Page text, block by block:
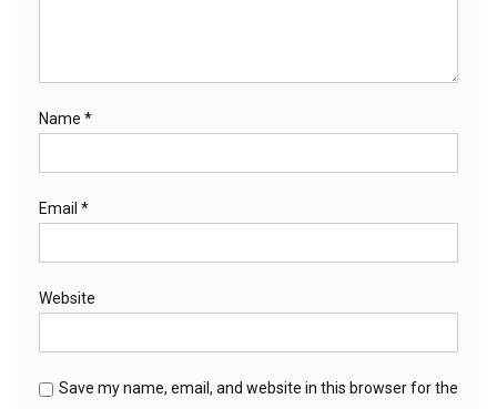
Name *
Email *
Website
Save my name, email, and website in this browser for the